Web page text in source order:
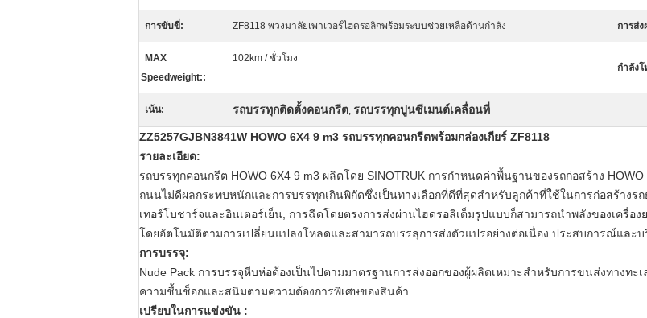
การขับขี่: ZF8118 พวงมาลัยเพาเวอร์ไฮดรอลิกพร้อมระบบช่วยเหลือด้านกำลัง การส่ง
MAX
Speedweight::
102km / ชั่วโมง
กำลัง
เน้น: รถบรรทุกติดตั้งคอนกรีต, รถบรรทุกปูนซีเมนต์เคลื่อนที่
ZZ5257GJBN3841W HOWO 6X4 9 m3 รถบรรทุกคอนกรีตพร้อมกล่องเกียร์ ZF8118
รายละเอียด:
รถบรรทุกคอนกรีต HOWO 6X4 9 m3 ผลิตโดย SINOTRUK การกำหนดค่าพื้นฐานของรถก่อสร้าง
ถนนไม่ดีผลกระทบหนักและการบรรทุกเกินพิกัดซึ่งเป็นทางเลือกที่ดีที่สุดสำหรับลูกค้าที่ใช้ในการก่อสร้างร
เทอร์โบชาร์จและอินเตอร์เย็น, การฉีดโดยตรงการส่งผ่านไฮดรอลิเต็มรูปแบบก็สามารถนำพลังของเครื่อ
โดยอัตโนมัติตามการเปลี่ยนแปลงโหลดและสามารถบรรลุการส่งตัวแปรอย่างต่อเนื่อง ประสบการณ์และ
การบรรจุ:
Nude Pack การบรรจุหีบห่อต้องเป็นไปตามมาตรฐานการส่งออกของผู้ผลิตเหมาะสำหรับการขนส่งทางทะ
ความชื้นช็อกและสนิมตามความต้องการพิเศษของสินค้า
เปรียบในการแข่งขัน :